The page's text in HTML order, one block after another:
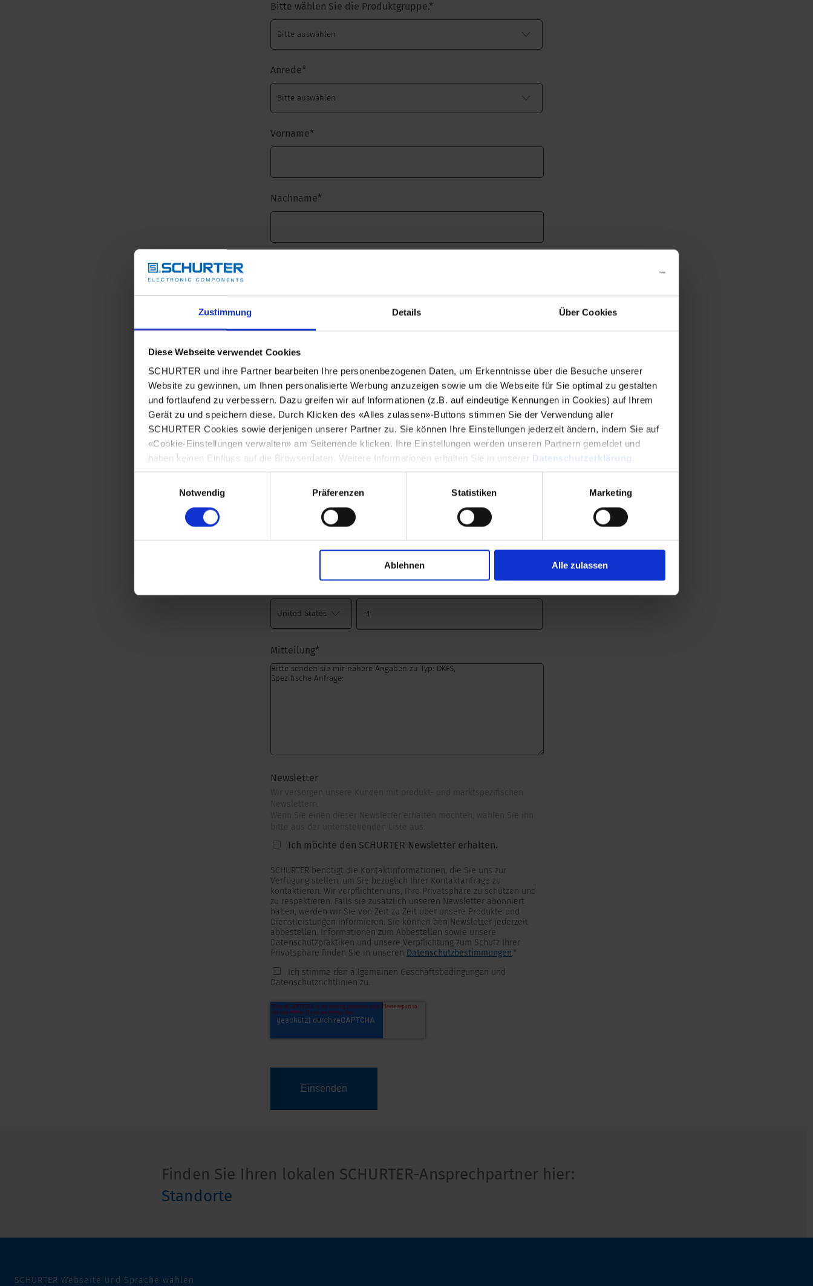
Zustimmung Details Über Cookies
Diese Webseite verwendet Cookies
SCHURTER und ihre Partner bearbeiten Ihre personenbezogenen Daten, um Erkenntnisse über die Besuche unserer
Website zu gewinnen, um Ihnen personalisierte Werbung anzuzeigen sowie um die Webseite für Sie optimal zu gestalten
und fortlaufend zu verbessern. Dazu greifen wir auf Informationen (z.B. auf eindeutige Kennungen in Cookies) auf Ihrem
Gerät zu und speichern diese. Durch Klicken des «Alles zulassen»-Buttons stimmen Sie der Verwendung aller
SCHURTER Cookies sowie derjenigen unserer Partner zu. Sie können Ihre Einstellungen jederzeit ändern, indem Sie auf
«Cookie-Einstellungen verwalten» am Seitenende klicken. Ihre Einstellungen werden unseren Partnern gemeldet und
haben keinen Einfluss auf die Browserdaten. Weitere Informationen erhalten Sie in unserer
Datenschutzerklärung
Notwendig
Präferenzen Statistiken Marketing
Ablehnen Alle zulassen
Bitte wählen Sie die Produktgruppe.*
Anrede*
Vorname*
Nachname*
Unternehmensname*
Land*
Postleitzahl*
Mitteilung*
Newsletter
Wir versorgen unsere Kunden mit produkt- und marktspezifischen
Newslettern.
Wenn Sie einen dieser Newsletter erhalten möchten, wählen Sie ihn
bitte aus der untenstehenden Liste aus.
Ich möchte den SCHURTER Newsletter erhalten.
SCHURTER benötigt die Kontaktinformationen, die Sie uns zur
Verfügung stellen, um Sie bezüglich Ihrer Kontaktanfrage zu
kontaktieren. Wir verpflichten uns, Ihre Privatsphäre zu schützen und
zu respektieren. Falls sie zusätzlich unseren Newsletter abonniert
haben, werden wir Sie von Zeit zu Zeit über unsere Produkte und
Dienstleistungen informieren. Sie können den Newsletter jederzeit
abbestellen. Informationen zum Abbestellen sowie unsere
Datenschutzpraktiken und unsere Verpflichtung zum Schutz Ihrer
Privatsphäre finden Sie in unseren Datenschutzbestimmungen.*
Ich stimme den allgemeinen Geschäftsbedingungen und
Datenschutzrichtlinien zu.
Finden Sie Ihren lokalen SCHURTER-Ansprechpartner hier:
Standorte
SCHURTER Webseite und Sprache wählen